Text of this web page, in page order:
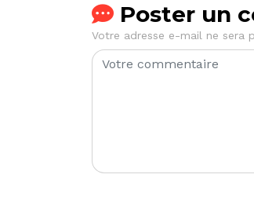
Poster un
Votre adresse e-mail ne sera